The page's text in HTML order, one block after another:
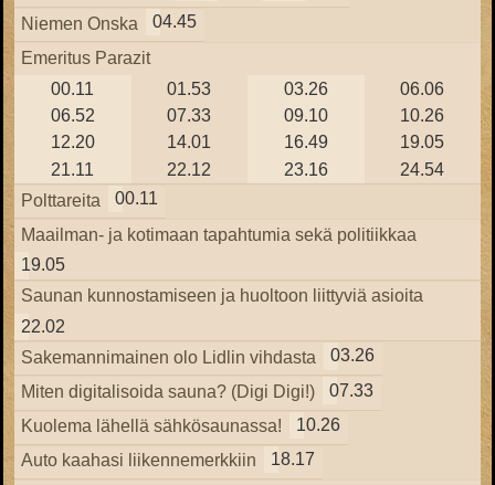
Niemen Onska
04.45
Emeritus Parazit
00.11
01.53 03.26
06.06
06.52
07.33 09.10
10.26
12.20
14.01 16.49
19.05
21.11
22.12 23.16
24.54
Polttareita
00.11
Maailman- ja kotimaan tapahtumia sekä politiikkaa
19.05
Saunan kunnostamiseen ja huoltoon liittyviä asioita
22.02
Sakemannimainen olo Lidlin vihdasta
03.26
Miten digitalisoida sauna? (Digi Digi!)
07.33
Kuolema lähellä sähkösaunassa!
10.26
Auto kaahasi liikennemerkkiin
18.17